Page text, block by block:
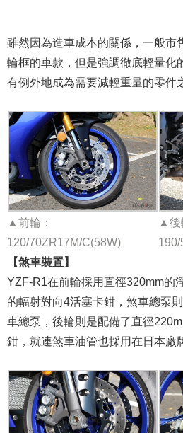
雖然因為造車成本的關係，一般市
輪框的車款，但是強調徹底輕量化
有例外地成為需要減輕重量的零件
▲前輪：
120/70ZR17M/C(58W)
▲後
190/
【煞車裝置】
YZF-R1在前輪採用直徑320mm的
的輻射對向4活塞卡鉗，煞車總泵
車總泵，後輪則是配備了直徑
鉗，就連煞車油管也採用在日本廠